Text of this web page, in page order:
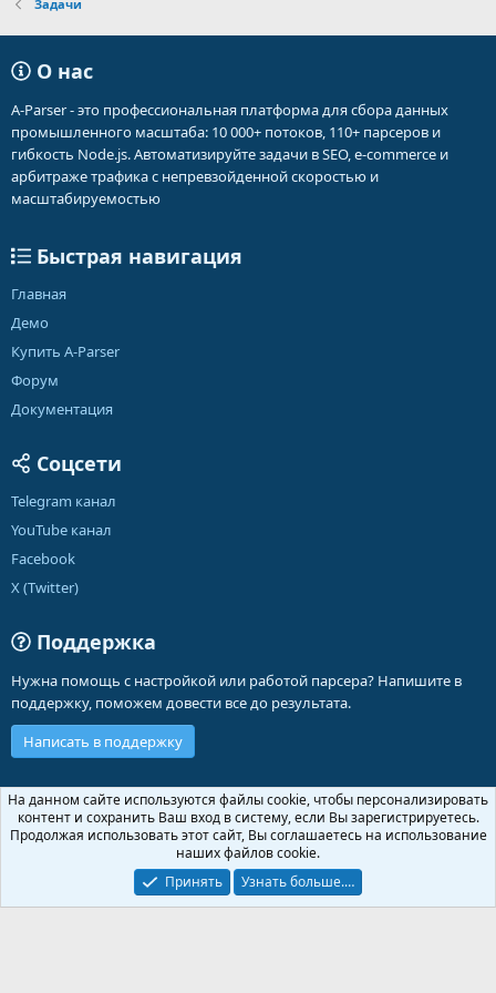
Задачи
О нас
A-Parser - это профессиональная платформа для сбора данных
промышленного масштаба: 10 000+ потоков, 110+ парсеров и
гибкость Node.js. Автоматизируйте задачи в SEO, e-commerce и
арбитраже трафика с непревзойденной скоростью и
масштабируемостью
Быстрая навигация
Главная
Демо
Купить A-Parser
Форум
Документация
Соцсети
Telegram канал
YouTube канал
Facebook
X (Twitter)
Поддержка
Нужна помощь с настройкой или работой парсера? Напишите в
поддержку, поможем довести все до результата.
Написать в поддержку
Russian (RU)
Обратная связь
Условия и правила
Политика конфиденциальности
Помощь
Community platform by XenForo ® © 2010-2026 XenForo Ltd.
На данном сайте используются файлы cookie, чтобы персонализировать
контент и сохранить Ваш вход в систему, если Вы зарегистрируетесь.
Продолжая использовать этот сайт, Вы соглашаетесь на использование
наших файлов cookie.
Принять
Узнать больше.…